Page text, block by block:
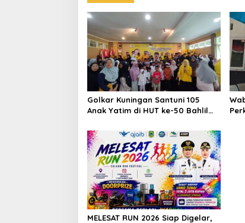
Golkar Kuningan Santuni 105
Anak Yatim di HUT ke-50 Bahlil
Semakin Berjaya
MELESAT RUN 2026 Siap Digelar,